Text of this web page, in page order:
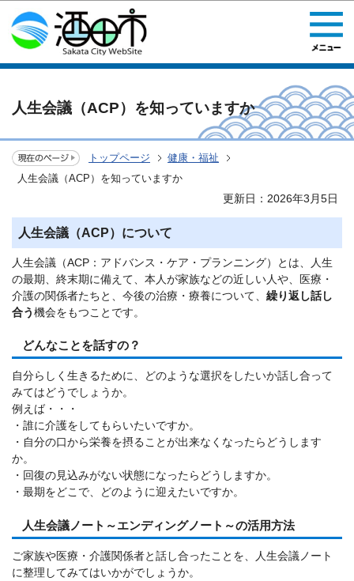
このページの本文へ移動
人生会議（ACP）を知っていますか
トップページ
健康・福祉
人生会議（ACP）を知っていますか
更新日：2026年3月5日
人生会議（ACP）について
人生会議（ACP：アドバンス・ケア・プランニング）とは、人生
の最期、終末期に備えて、本人が家族などの近しい人や、医療・
介護の関係者たちと、今後の治療・療養について、 繰り返し話し
合う機会をもつことです。
どんなことを話すの？
自分らしく生きるために、どのような選択をしたいか話し合って
みてはどうでしょうか。
例えば・・・
・誰に介護をしてもらいたいですか。
・自分の口から栄養を摂ることが出来なくなったらどうします
か。
・回復の見込みがない状態になったらどうしますか。
・最期をどこで、どのように迎えたいですか。
人生会議ノート～エンディングノート～の活用方法
ご家族や医療・介護関係者と話し合ったことを、人生会議ノート
に整理してみてはいかがでしょうか。